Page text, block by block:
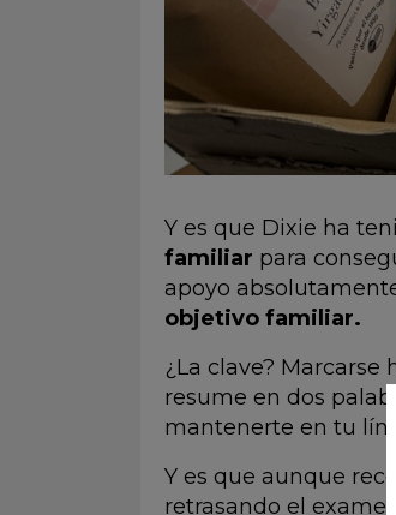
Y es que Dixie ha
familiar para
apoyo
objetivo familiar.
¿La clave?
resume en dos
mantenerte en tu
Y es que aunque
retrasando el